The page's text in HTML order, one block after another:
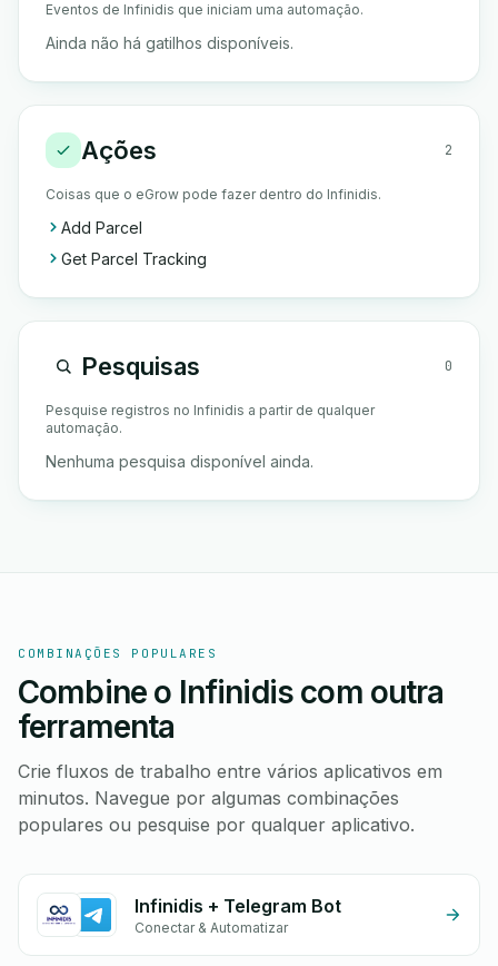
Eventos de Infinidis que iniciam uma automação.
Ainda não há gatilhos disponíveis.
Ações 2
Coisas que o eGrow pode fazer dentro do Infinidis.
Add Parcel
Get Parcel Tracking
Pesquisas 0
Pesquise registros no Infinidis a partir de qualquer
automação.
Nenhuma pesquisa disponível ainda.
COMBINAÇÕES POPULARES
Combine o Infinidis com outra
ferramenta
Crie fluxos de trabalho entre vários aplicativos em
minutos. Navegue por algumas combinações
populares ou pesquise por qualquer aplicativo.
Infinidis + Telegram Bot
Conectar & Automatizar